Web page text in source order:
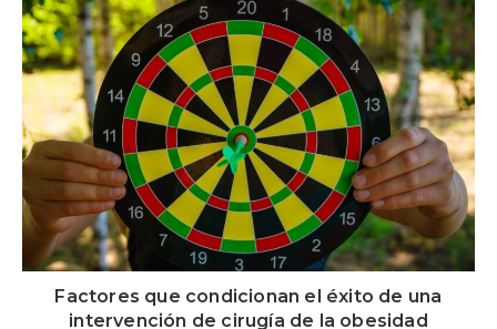
Factores que condicionan el éxito de una
intervención de cirugía de la obesidad